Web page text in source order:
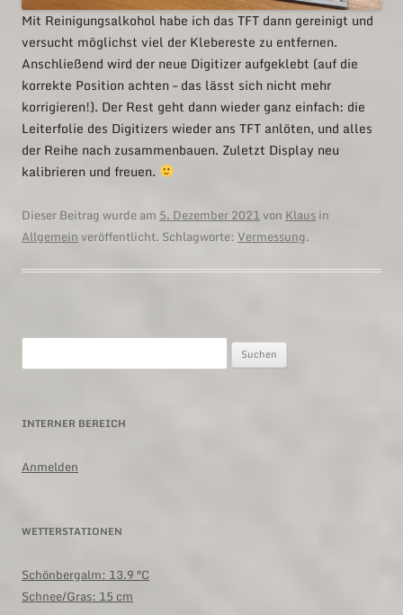
Mit Reinigungsalkohol habe ich das TFT dann gereinigt und
versucht möglichst viel der Klebereste zu entfernen.
Anschließend wird der neue Digitizer aufgeklebt (auf die
korrekte Position achten – das lässt sich nicht mehr
korrigieren!). Der Rest geht dann wieder ganz einfach: die
Leiterfolie des Digitizers wieder ans TFT anlöten, und alles
der Reihe nach zusammenbauen. Zuletzt Display neu
kalibrieren und freuen.
Dieser Beitrag wurde am 5. Dezember 2021von Klausin
Allgemeinveröffentlicht. Schlagworte: Vermessung.
nach:
INTERNER BEREICH
Anmelden
WETTERSTATIONEN
Schönbergalm: 13.9 °C
Schnee/Gras: 15 cm